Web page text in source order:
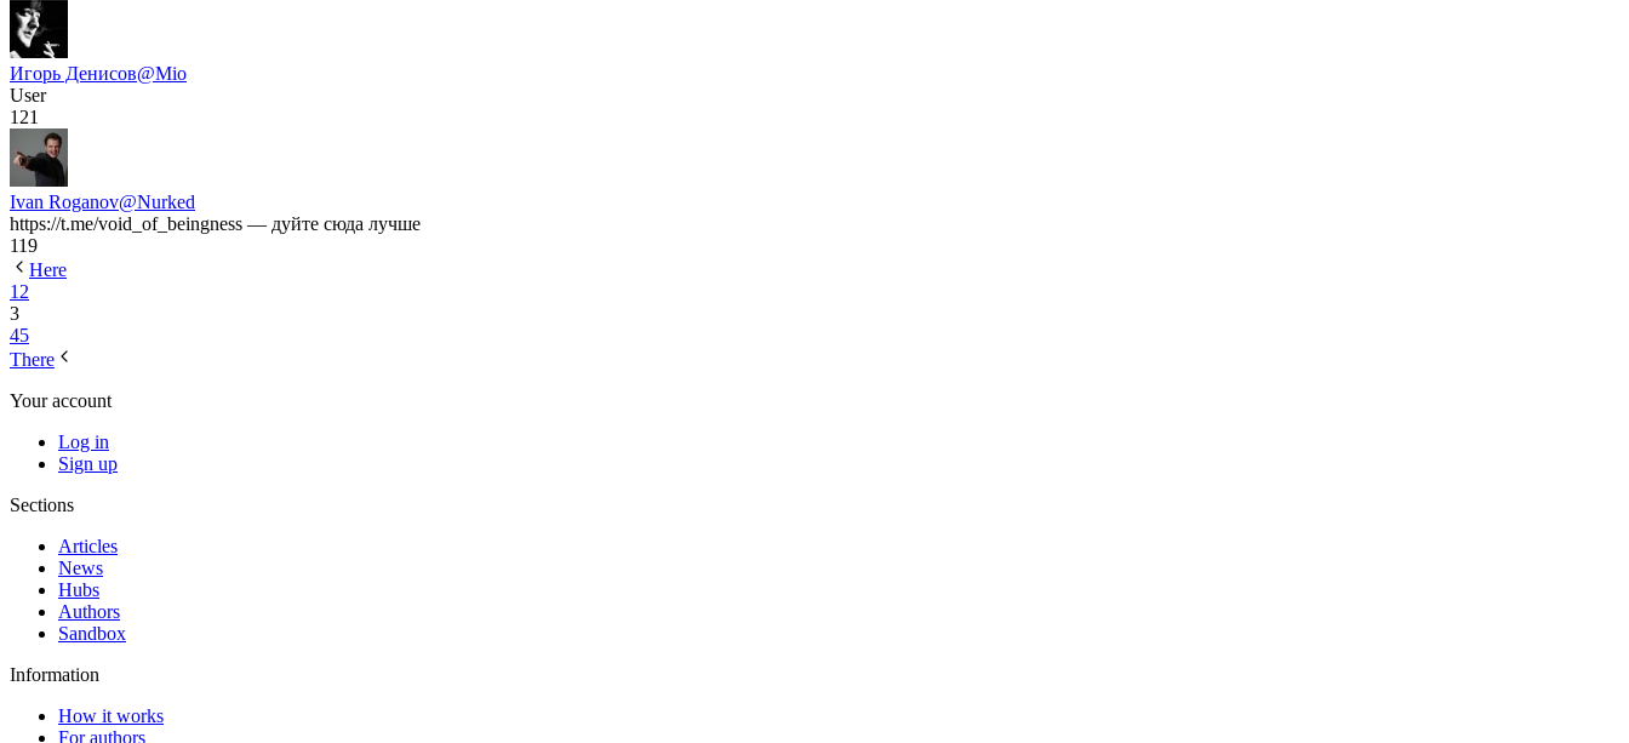
Игорь Денисов@Mio
User
121
Ivan Roganov@Nurked
https://t.me/void_of_beingness — дуйте сюда лучше
119
Here
1 2
3
45
There
Your account
Log in
Sign up
Sections
Articles
News
Hubs
Authors
Sandbox
Information
How it works
For authors